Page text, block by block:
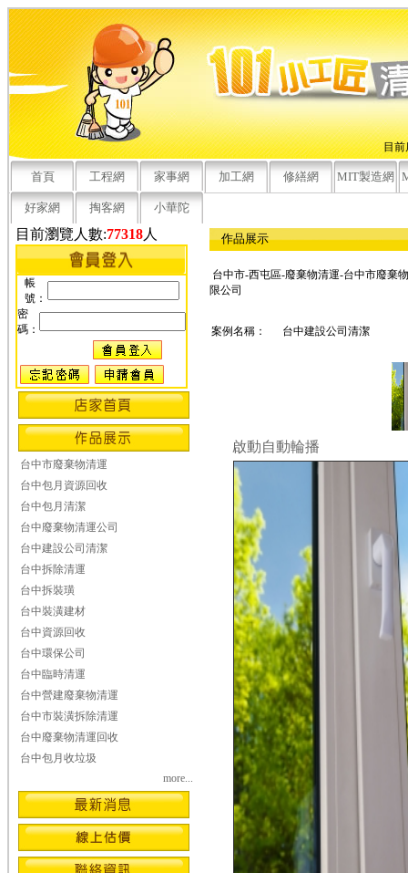
目前
首頁 工程網 家事網 加工網 修繕網 MIT製造網
好家網 掏客網 小華陀
目前瀏覽人數:77318人
帳
號：
密
碼：
台中市廢棄物清運
台中包月資源回收
台中包月清潔
台中廢棄物清運公司
台中建設公司清潔
台中拆除清運
台中拆裝璜
台中裝潢建材
台中資源回收
台中環保公司
台中臨時清運
台中營建廢棄物清運
台中市裝潢拆除清運
台中廢棄物清運回收
台中包月收垃圾
more...
作品展示
台中市-西屯區-廢棄物清運-台中市廢棄
限公司
案例名稱： 台中建設公司清潔
啟動自動輪播